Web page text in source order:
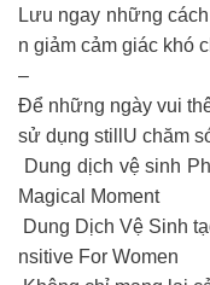
Lưu ngay những
n giảm cảm giác khó
–
Để những ngày vui
sử dụng stillU chăm
Dung dịch vệ sinh
Magical Moment
Dung Dịch Vệ Sinh
nsitive For Women